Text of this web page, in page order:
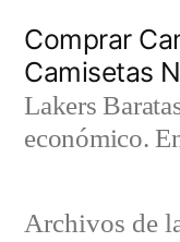
contenido
Comprar
Camisetas
Lakers
económico.
Archivos de